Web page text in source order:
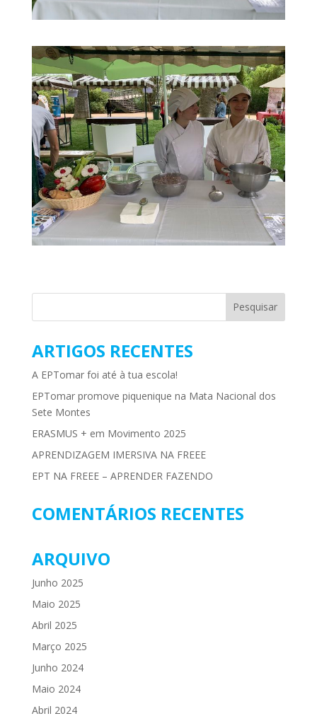
ARTIGOS RECENTES
A EPTomar foi até à tua escola!
EPTomar promove piquenique na Mata Nacional dos
Sete Montes
ERASMUS + em Movimento 2025
APRENDIZAGEM IMERSIVA NA FREEE
EPT NA FREEE – APRENDER FAZENDO
COMENTÁRIOS RECENTES
ARQUIVO
Junho 2025
Maio 2025
Abril 2025
Março 2025
Junho 2024
Maio 2024
Abril 2024